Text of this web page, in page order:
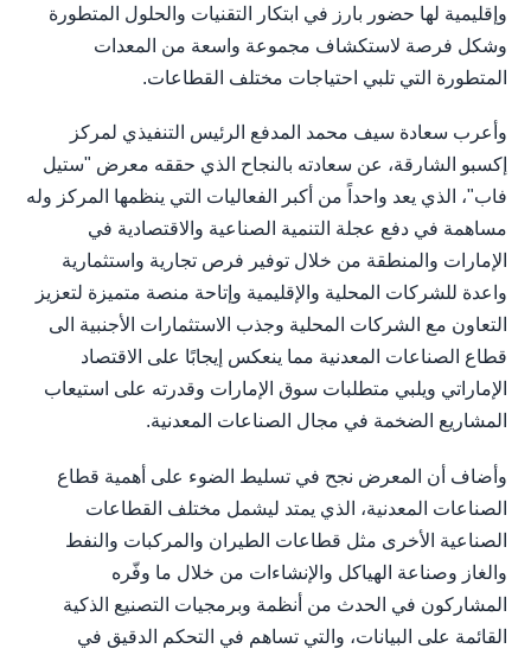
وإقليمية لها حضور بارز في ابتكار التقنيات والحلول المتطورة
وشكل فرصة لاستكشاف مجموعة واسعة من المعدات
المتطورة التي تلبي احتياجات مختلف القطاعات.
وأعرب سعادة سيف محمد المدفع الرئيس التنفيذي لمركز
إكسبو الشارقة، عن سعادته بالنجاح الذي حققه معرض "ستيل
فاب"، الذي يعد واحداً من أكبر الفعاليات التي ينظمها المركز وله
مساهمة في دفع عجلة التنمية الصناعية والاقتصادية في
الإمارات والمنطقة من خلال توفير فرص تجارية واستثمارية
واعدة للشركات المحلية والإقليمية وإتاحة منصة متميزة لتعزيز
التعاون مع الشركات المحلية وجذب الاستثمارات الأجنبية الى
قطاع الصناعات المعدنية مما ينعكس إيجابًا على الاقتصاد
الإماراتي ويلبي متطلبات سوق الإمارات وقدرته على استيعاب
المشاريع الضخمة في مجال الصناعات المعدنية.
وأضاف أن المعرض نجح في تسليط الضوء على أهمية قطاع
الصناعات المعدنية، الذي يمتد ليشمل مختلف القطاعات
الصناعية الأخرى مثل قطاعات الطيران والمركبات والنفط
والغاز وصناعة الهياكل والإنشاءات من خلال ما وفّره
المشاركون في الحدث من أنظمة وبرمجيات التصنيع الذكية
القائمة على البيانات، والتي تساهم في التحكم الدقيق في